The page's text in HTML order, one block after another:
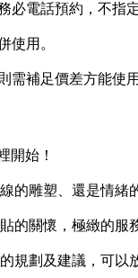
必電話預約，不指
使用。
需補足價差方能使用
開始！
的雕塑、還是情緒
的關懷，極緻的服
規劃及建議，可以